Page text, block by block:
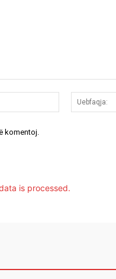
Email:*
komentoj.
is processed.